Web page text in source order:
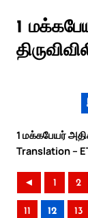
1
1 மக்கபேயர்
Translation –
◄ 1 2
11 12 13